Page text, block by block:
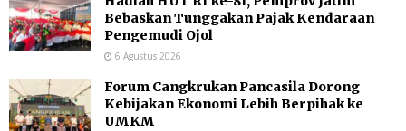
Bebaskan Tunggakan Pajak Kendaraan
Pengemudi Ojol
6 Agustus 2026
Forum Cangkrukan Pancasila Dorong
Kebijakan Ekonomi Lebih Berpihak ke
UMKM